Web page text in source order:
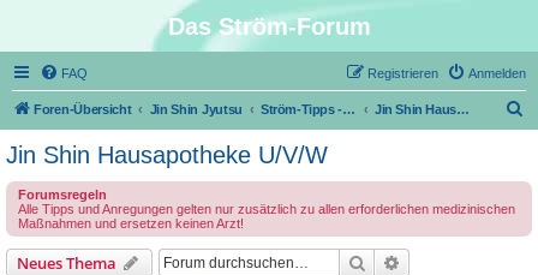
Das Ström-Forum
FAQ Anmelden
Registrieren
Foren-Übersicht Jin Shin Jyutsu Ström-Tipps - Erste Hilfe mit Jin Shin Jyutsu Jin Shin Hausapotheke U/V/W
Jin Shin Hausapotheke U/V/W
Forumsregeln
Alle Tipps und Anregungen gelten nur zusätzlich zu allen erforderlichen medizinischen
Maßnahmen und ersetzen keinen Arzt!
Neues Thema Suche